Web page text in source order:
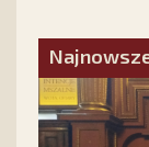
podróż do
prelekcję
w